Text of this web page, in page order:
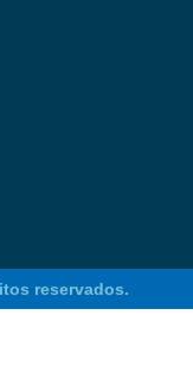
reservados.